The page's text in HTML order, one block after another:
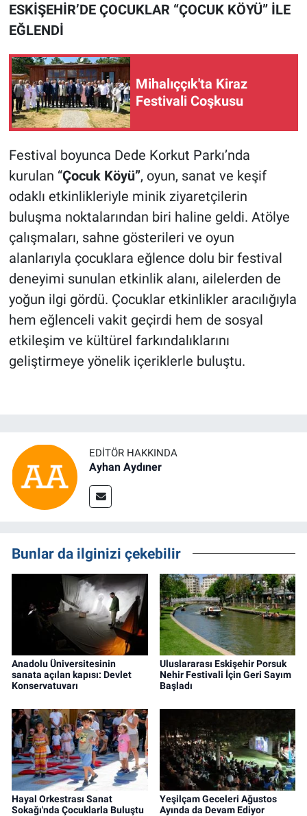
ESKİŞEHİR’DE ÇOCUKLAR “ÇOCUK KÖYÜ” İLE
EĞLENDİ
Mihalıççık'ta Kiraz
Festivali Coşkusu
Festival boyunca Dede Korkut Parkı’nda
kurulan “Çocuk Köyü”, oyun, sanat ve keşif
odaklı etkinlikleriyle minik ziyaretçilerin
buluşma noktalarından biri haline geldi. Atölye
çalışmaları, sahne gösterileri ve oyun
alanlarıyla çocuklara eğlence dolu bir festival
deneyimi sunulan etkinlik alanı, ailelerden de
yoğun ilgi gördü. Çocuklar etkinlikler aracılığıyla
hem eğlenceli vakit geçirdi hem de sosyal
etkileşim ve kültürel farkındalıklarını
geliştirmeye yönelik içeriklerle buluştu.
EDITÖR HAKKINDA
Ayhan Aydıner
Bunlar da ilginizi çekebilir
Anadolu Üniversitesinin
sanata açılan kapısı: Devlet
Konservatuvarı
Uluslararası Eskişehir Porsuk
Nehir Festivali İçin Geri Sayım
Başladı
Hayal Orkestrası Sanat
Sokağı'nda Çocuklarla Buluştu
Yeşilçam Geceleri Ağustos
Ayında da Devam Ediyor